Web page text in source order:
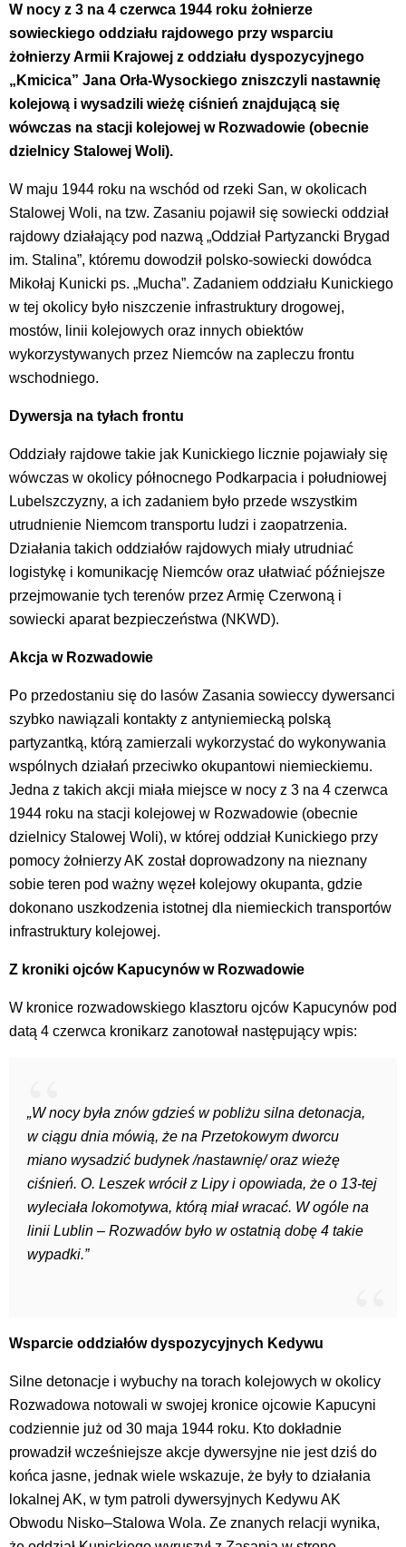
W nocy z 3 na 4 czerwca 1944 roku żołnierze
sowieckiego oddziału rajdowego przy wsparciu
żołnierzy Armii Krajowej z oddziału dyspozycyjnego
„Kmicica” Jana Orła-Wysockiego zniszczyli nastawnię
kolejową i wysadzili wieżę ciśnień znajdującą się
wówczas na stacji kolejowej w Rozwadowie (obecnie
dzielnicy Stalowej Woli).
W maju 1944 roku na wschód od rzeki San, w okolicach
Stalowej Woli, na tzw. Zasaniu pojawił się sowiecki oddział
rajdowy działający pod nazwą „Oddział Partyzancki Brygad
im. Stalina”, któremu dowodził polsko-sowiecki dowódca
Mikołaj Kunicki ps. „Mucha”. Zadaniem oddziału Kunickiego
w tej okolicy było niszczenie infrastruktury drogowej,
mostów, linii kolejowych oraz innych obiektów
wykorzystywanych przez Niemców na zapleczu frontu
wschodniego.
Dywersja na tyłach frontu
Oddziały rajdowe takie jak Kunickiego licznie pojawiały się
wówczas w okolicy północnego Podkarpacia i południowej
Lubelszczyzny, a ich zadaniem było przede wszystkim
utrudnienie Niemcom transportu ludzi i zaopatrzenia.
Działania takich oddziałów rajdowych miały utrudniać
logistykę i komunikację Niemców oraz ułatwiać późniejsze
przejmowanie tych terenów przez Armię Czerwoną i
sowiecki aparat bezpieczeństwa (NKWD).
Akcja w Rozwadowie
Po przedostaniu się do lasów Zasania sowieccy dywersanci
szybko nawiązali kontakty z antyniemiecką polską
partyzantką, którą zamierzali wykorzystać do wykonywania
wspólnych działań przeciwko okupantowi niemieckiemu.
Jedna z takich akcji miała miejsce w nocy z 3 na 4 czerwca
1944 roku na stacji kolejowej w Rozwadowie (obecnie
dzielnicy Stalowej Woli), w której oddział Kunickiego przy
pomocy żołnierzy AK został doprowadzony na nieznany
sobie teren pod ważny węzeł kolejowy okupanta, gdzie
dokonano uszkodzenia istotnej dla niemieckich transportów
infrastruktury kolejowej.
Z kroniki ojców Kapucynów w Rozwadowie
W kronice rozwadowskiego klasztoru ojców Kapucynów pod
datą 4 czerwca kronikarz zanotował następujący wpis:
„W nocy była znów gdzieś w pobliżu silna detonacja,
w ciągu dnia mówią, że na Przetokowym dworcu
miano wysadzić budynek /nastawnię/ oraz wieżę
ciśnień. O. Leszek wrócił z Lipy i opowiada, że o 13-tej
wyleciała lokomotywa, którą miał wracać. W ogóle na
linii Lublin – Rozwadów było w ostatnią dobę 4 takie
wypadki.”
Wsparcie oddziałów dyspozycyjnych Kedywu
Silne detonacje i wybuchy na torach kolejowych w okolicy
Rozwadowa notowali w swojej kronice ojcowie Kapucyni
codziennie już od 30 maja 1944 roku. Kto dokładnie
prowadził wcześniejsze akcje dywersyjne nie jest dziś do
końca jasne, jednak wiele wskazuje, że były to działania
lokalnej AK, w tym patroli dywersyjnych Kedywu AK
Obwodu Nisko–Stalowa Wola. Ze znanych relacji wynika,